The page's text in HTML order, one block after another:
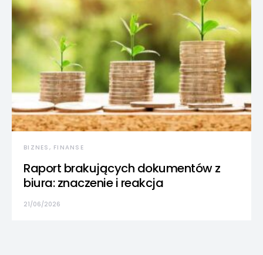
BIZNES, FINANSE
Raport brakujących dokumentów z
biura: znaczenie i reakcja
21/06/2026